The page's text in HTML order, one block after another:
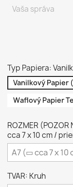
Typ Papiera:
Vanilkový Papier
Waflový Papier
ROZMER (POZOR
cca 7 x 10 cm /
TVAR: Kruh